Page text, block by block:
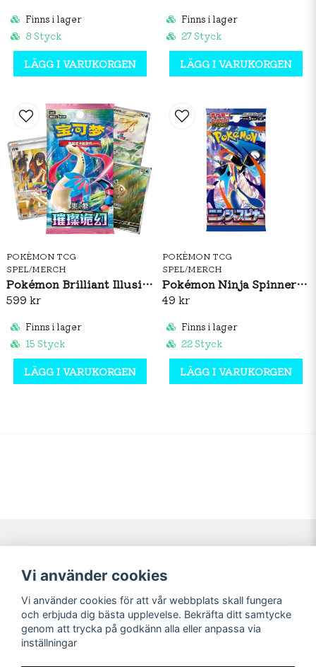
Finns i lager
8 Styck
LÄGG I VARUKORGEN
Finns i lager
27 Styck
LÄGG I VARUKORGEN
POKÉMON TCG
SPEL/MERCH
Pokémon Brilliant Illusions CSV8C Booster Box Slim (S-CH)
599 kr
Finns i lager
15 Styck
LÄGG I VARUKORGEN
POKÉMON TCG
SPEL/MERCH
Pokémon Ninja Spinner Booster Pack (JP)
49 kr
Finns i lager
22 Styck
LÄGG I VARUKORGEN
Navigering
Nyheter!
Förbeställning
Mitt konto
Logga in
Registrera dig
Glömt lösenord?
Sociala medier
Vi använder cookies
Vi använder cookies för att vår webbplats skall fungera
och erbjuda dig bästa upplevelse. Bekräfta ditt samtycke
genom att trycka på godkänn alla eller anpassa via
inställningar